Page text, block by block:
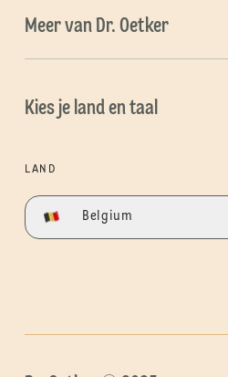
Meer van Dr. Oetker
Kies je land en taal
LAND
Belgium